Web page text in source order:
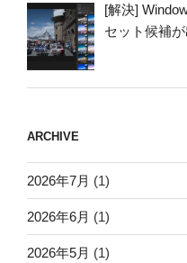
[解決]
セット候補
ARCHIVE
2026年7月 (1)
2026年6月 (1)
2026年5月 (1)